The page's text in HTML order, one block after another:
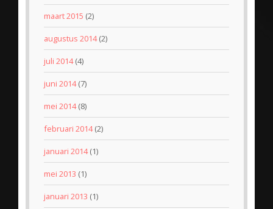
maart 2015 (2)
augustus 2014(2)
juli 2014(4)
juni 2014(7)
mei 2014(8)
februari 2014(2)
januari 2014(1)
mei 2013 (1)
januari 2013 (1)